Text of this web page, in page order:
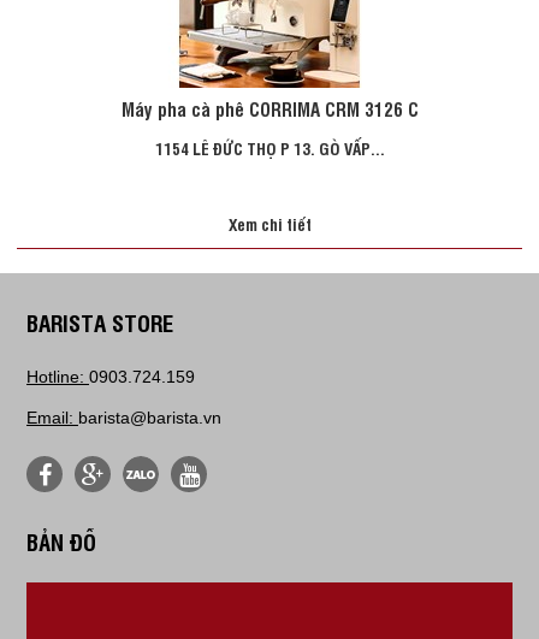
Máy pha cà phê CORRIMA CRM 3126 C
1154 LÊ ĐỨC THỌ P 13. GÒ VẤP...
Xem chi tiết
BARISTA STORE
Hotline: 0903.724.159
Email: barista@barista.vn
BẢN ĐỒ